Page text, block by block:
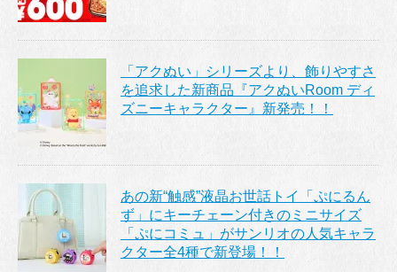
「アクぬい」シリーズより、飾りやすさ
を追求した新商品『アクぬいRoom ディ
ズニーキャラクター』新発売！！
あの新“触感”液晶お世話トイ「ぷにるん
ず」にキーチェーン付きのミニサイズ
「ぷにコミュ」がサンリオの人気キャラ
クター全4種で新登場！！